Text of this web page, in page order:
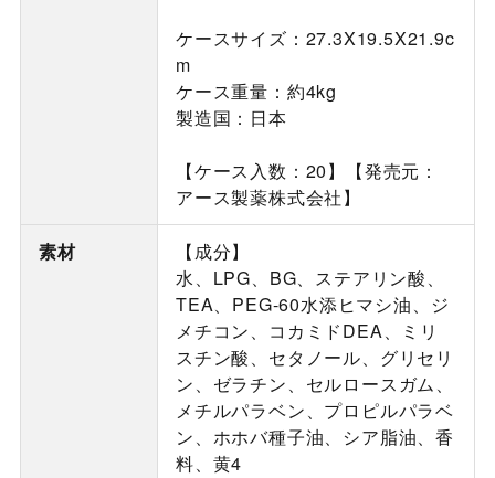
ケースサイズ：27.3X19.5X21.9c
m
ケース重量：約4kg
製造国：日本
【ケース入数：20】【発売元：
アース製薬株式会社】
素材
【成分】
水、LPG、BG、ステアリン酸、
TEA、PEG-60水添ヒマシ油、ジ
メチコン、コカミドDEA、ミリ
スチン酸、セタノール、グリセリ
ン、ゼラチン、セルロースガム、
メチルパラベン、プロピルパラベ
ン、ホホバ種子油、シア脂油、香
料、黄4